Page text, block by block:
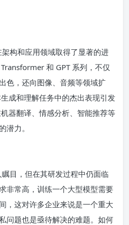
构和应用领域取得了显著的进
和 GPT 系列，不仅
色，还向图像、音频等领域扩
成和理解任务中的杰出表现引发
器翻译、情感分析、智能推荐等
潜力。
目，但在其研发过程中仍面临
非常高，训练一个大型模型需要
，这对许多企业来说是一个重大
问题也是亟待解决的难题。如何